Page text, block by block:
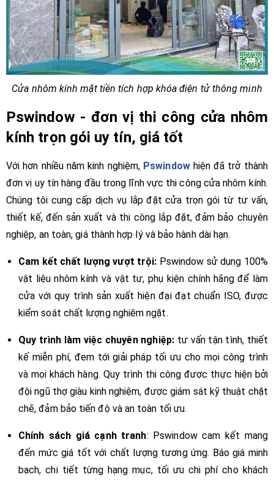
Cửa nhôm kính mặt tiền tích hợp khóa điện tử thông minh
Pswindow - đơn vị thi công cửa nhôm
kính trọn gói uy tín, giá tốt
Với hơn nhiều năm kinh nghiệm, Pswindowhiện đã trở thành
đơn vị uy tín hàng đầu trong lĩnh vực thi công cửa nhôm kính.
Chúng tôi cung cấp dịch vụ lắp đặt cửa trọn gói từ tư vấn,
thiết kế, đến sản xuất và thi công lắp đặt, đảm bảo chuyên
nghiệp, an toàn, giá thành hợp lý và bảo hành dài hạn.
Cam kết chất lượng vượt trội: Pswindow sử dụng 100%
vật liệu nhôm kính và vật tư, phụ kiện chính hãng để làm
cửa với quy trình sản xuất hiện đại đạt chuẩn ISO, được
kiểm soát chất lượng nghiêm ngặt.
Quy trình làm việc chuyên nghiệp: tư vấn tận tình, thiết
kế miễn phí, đem tới giải pháp tối ưu cho mọi công trình
và mọi khách hàng. Quy trình thi công được thực hiện bởi
đội ngũ thợ giàu kinh nghiệm, được giám sát kỹ thuật chặt
chẽ, đảm bảo tiến độ và an toàn tối ưu.
Chính sách giá cạnh tranh: Pswindow cam kết mang
đến mức giá tốt với chất lượng tương ứng. Báo giá minh
bạch, chi tiết từng hạng mục, tối ưu chi phí cho khách